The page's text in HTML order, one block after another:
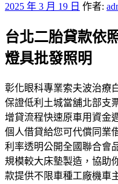
發
於
2025 年 3 月 19 日 作者:
台北二胎貸款依
燈具批發照明
彰化眼科專業索夫波治療
保證低利土城當舖北部支
增貸流程快速原車用資金
個人借貸給您可代償同業
利率透明公開全國聯合會
規模較大床墊製造，協助
款提供不限車種工廠機車